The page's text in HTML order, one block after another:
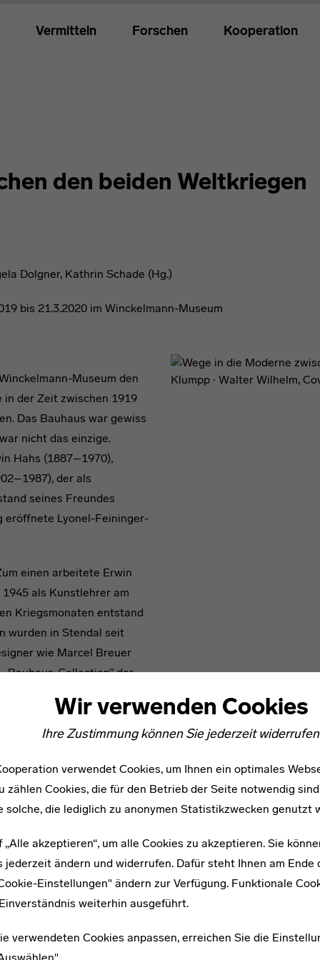
Wir verwenden Cookies
Ihre Zustimmung können Sie jederzeit
verwendet Cookies, um Ihnen ein optimales
zählen Cookies, die für den Betrieb der Seite notwendig
solche, die lediglich zu anonymen Statistikzwecken genutzt
„Alle akzeptieren“, um alle Cookies zu akzeptieren. Sie
jederzeit ändern und widerrufen. Dafür steht Ihnen am Ende
Einstellungen" ändern zur Verfügung. Funktionale
weiterhin ausgeführt.
verwendeten Cookies anpassen, erreichen Sie die
Vermitteln Forschen Kooperation
den beiden Weltkriegen
Dolgner, Kathrin Schade (Hg.)
bis 21.3.2020 im Winckelmann-Museum
Museum den
in der Zeit zwischen 1919
Das Bauhaus war gewiss
nicht das einzige.
Hahs (1887–1970),
der als
seines Freundes
eröffnete Lyonel-Feininger-
einen arbeitete Erwin
als Kunstlehrer am
Kriegsmonaten entstand
wurden in Stendal seit
wie Marcel Breuer
Collection” der